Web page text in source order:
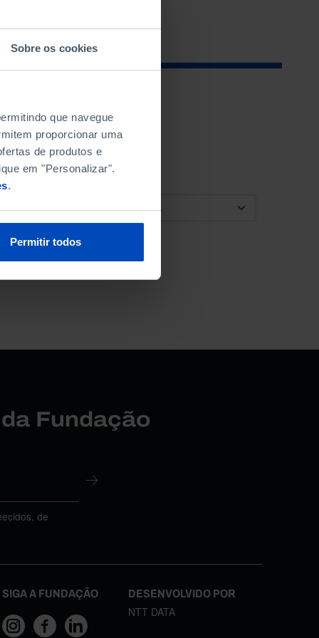
Sobre os cookies
que navegue
proporcionar uma
de produtos e
em "Personalizar".
.
Permitir todos
ORDENAR POR
Fundação
de
SIGA A FUNDAÇÃO DESENVOLVIDO POR
NTT DATA